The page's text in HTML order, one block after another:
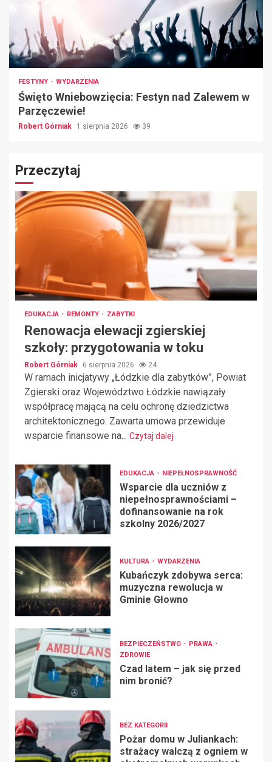
FESTYNY WYDARZENIA
Święto Wniebowzięcia: Festyn nad Zalewem w
Parzęczewie!
Robert Górniak 1 sierpnia 2026 39
Przeczytaj
EDUKACJA REMONTY ZABYTKI
Renowacja elewacji zgierskiej
szkoły: przygotowania w toku
Robert Górniak 6 sierpnia 2026 24
W ramach inicjatywy „Łódzkie dla zabytków”, Powiat
Zgierski oraz Województwo Łódzkie nawiązały
współpracę mającą na celu ochronę dziedzictwa
architektonicznego. Zawarta umowa przewiduje
wsparcie finansowe na... Czytaj dalej
EDUKACJA NIEPEŁNOSPRAWNOŚĆ
Wsparcie dla uczniów z
niepełnosprawnościami –
dofinansowanie na rok
szkolny 2026/2027
KULTURA WYDARZENIA
Kubańczyk zdobywa serca:
muzyczna rewolucja w
Gminie Głowno
BEZPIECZEŃSTWO
PRAWA
ZDROWIE
Czad latem – jak się przed
nim bronić?
BEZ KATEGORII
Pożar domu w Juliankach:
strażacy walczą z ogniem w